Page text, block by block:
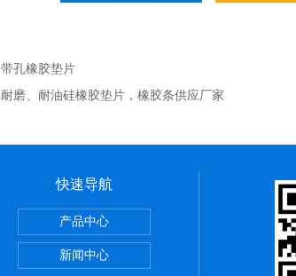
带孔橡胶垫片
耐磨、耐油硅橡胶垫片，橡胶条供应厂家
瓷布用途
范围
快速导航
产品中心
新闻中心